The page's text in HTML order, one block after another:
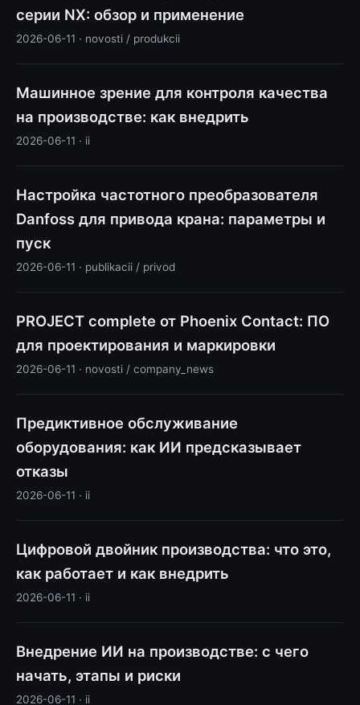
серии NX: обзор и применение
2026-06-11 · novosti / produkcii
Машинное зрение для контроля качества
на производстве: как внедрить
2026-06-11 · ii
Настройка частотного преобразователя
Danfoss для привода крана: параметры и
пуск
2026-06-11 · publikacii / privod
PROJECT complete от Phoenix Contact: ПО
для проектирования и маркировки
2026-06-11 · novosti / company_news
Предиктивное обслуживание
оборудования: как ИИ предсказывает
отказы
2026-06-11 · ii
Цифровой двойник производства: что это,
как работает и как внедрить
2026-06-11 · ii
Внедрение ИИ на производстве: с чего
начать, этапы и риски
2026-06-11 · ii